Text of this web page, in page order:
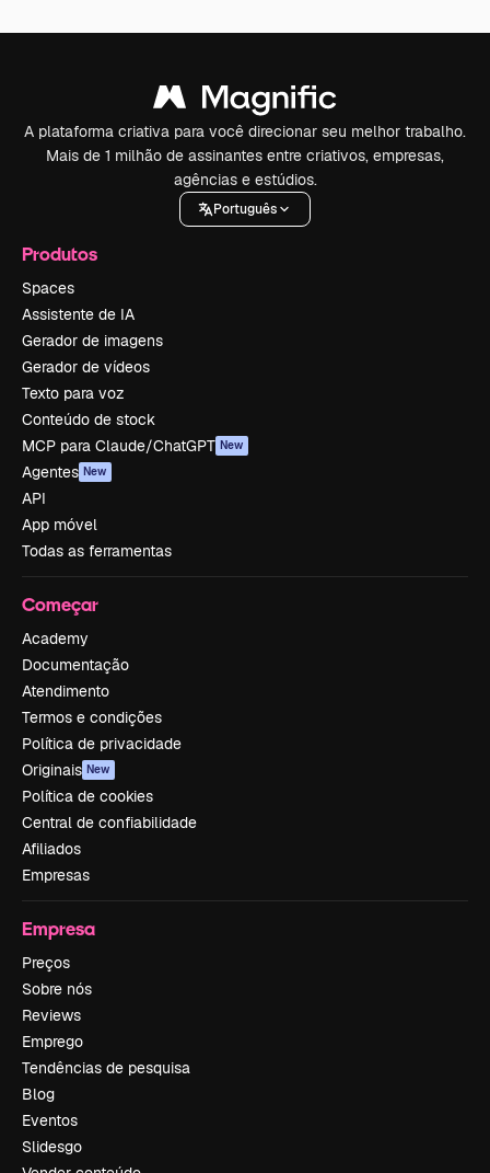
A plataforma criativa para você direcionar seu melhor trabalho.
Mais de 1 milhão de assinantes entre criativos, empresas,
agências e estúdios.
Português
Produtos
Spaces
Assistente de IA
Gerador de imagens
Gerador de vídeos
Texto para voz
Conteúdo de stock
MCP para Claude/ChatGPT New
Agentes New
API
App móvel
Todas as ferramentas
Começar
Academy
Documentação
Atendimento
Termos e condições
Política de privacidade
Originais New
Política de cookies
Central de confiabilidade
Afiliados
Empresas
Empresa
Preços
Sobre nós
Reviews
Emprego
Tendências de pesquisa
Blog
Eventos
Slidesgo